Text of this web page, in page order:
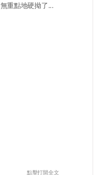
無重點地硬拗了...
點擊打開全文